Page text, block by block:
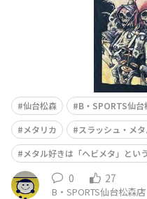
仙台松森 B・SPORTS仙台
メタリカ
スラッシュ・メ
メタル好きは「ヘビメタ」とい
0 27
B・SPORTS仙台松森店